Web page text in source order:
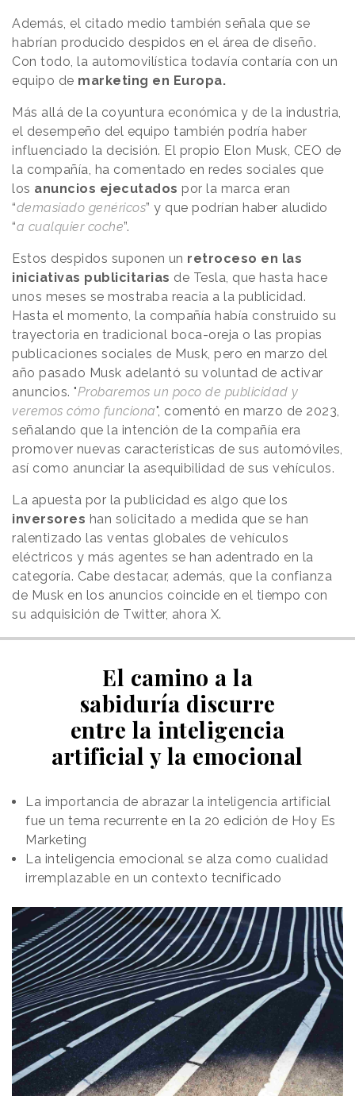
Además, el citado medio también señala que se
habrían producido despidos en el área de diseño.
Con todo, la automovilística todavía contaría con un
equipo de marketing en Europa.
Más allá de la coyuntura económica y de la industria,
el desempeño del equipo también podría haber
influenciado la decisión. El propio Elon Musk, CEO de
la compañía, ha comentado en redes sociales que
los anuncios ejecutados por la marca eran
“demasiado genéricos” y que podrían haber aludido
“a cualquier coche”.
Estos despidos suponen un retroceso en las
iniciativas publicitarias de Tesla, que hasta hace
unos meses se mostraba reacia a la publicidad.
Hasta el momento, la compañía había construido su
trayectoria en tradicional boca-oreja o las propias
publicaciones sociales de Musk, pero en marzo del
año pasado Musk adelantó su voluntad de activar
anuncios. "Probaremos un poco de publicidad y
veremos cómo funciona", comentó en marzo de 2023,
señalando que la intención de la compañía era
promover nuevas características de sus automóviles,
así como anunciar la asequibilidad de sus vehículos.
La apuesta por la publicidad es algo que los
inversores han solicitado a medida que se han
ralentizado las ventas globales de vehículos
eléctricos y más agentes se han adentrado en la
categoría. Cabe destacar, además, que la confianza
de Musk en los anuncios coincide en el tiempo con
su adquisición de Twitter, ahora X.
El camino a la
sabiduría discurre
entre la inteligencia
artificial y la emocional
La importancia de abrazar la inteligencia artificial
fue un tema recurrente en la 20 edición de Hoy Es
Marketing
La inteligencia emocional se alza como cualidad
irremplazable en un contexto tecnificado